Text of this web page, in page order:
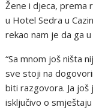
Žene i djeca, prema
u Hotel Sedra u
rekao nam je da ga
“Sa mnom još ništa
sve stoji na
biti razgovora. Ja
isključivo o